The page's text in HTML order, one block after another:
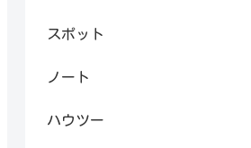
スポット
ノート
ハウツー